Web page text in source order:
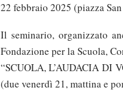
22 febbraio 2025 (piazza
Il seminario, organizzato
Fondazione per la Scuola,
“SCUOLA, L’AUDACIA DI
(due venerdì 21, mattina e